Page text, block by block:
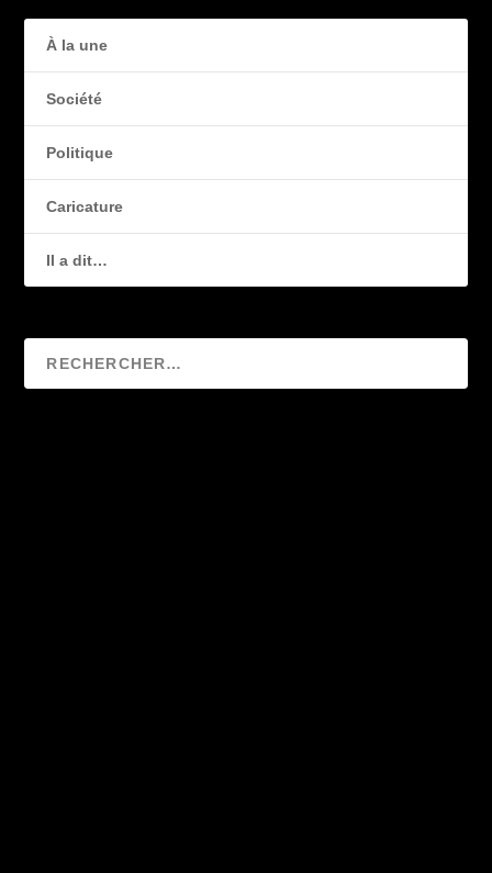
À la une
Société
Politique
Caricature
Il a dit…